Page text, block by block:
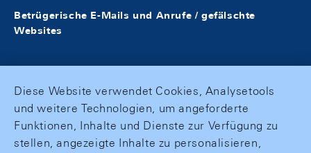
Betrügerische E-Mails und Anrufe / gefälschte
Websites
Diese Website verwendet Cookies, Analysetools
und weitere Technologien, um angeforderte
Funktionen, Inhalte und Dienste zur Verfügung zu
stellen, angezeigte Inhalte zu personalisieren,